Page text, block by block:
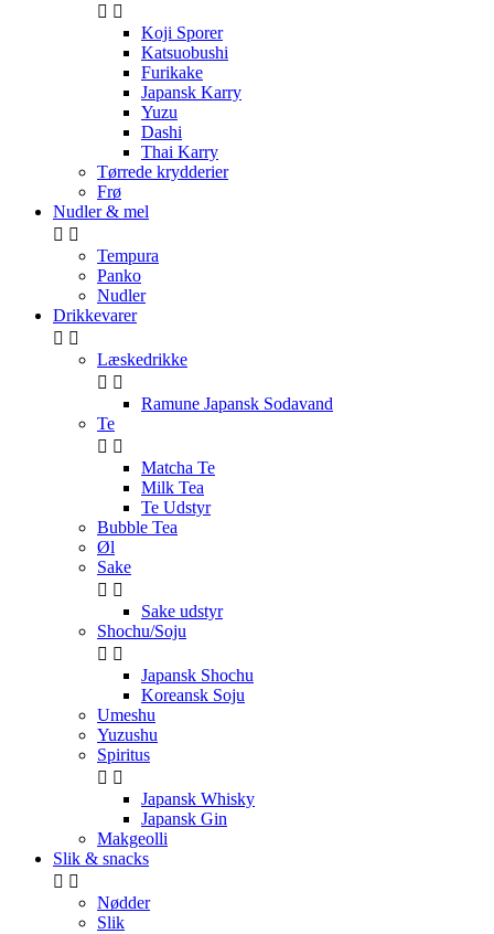
 
Koji Sporer
Katsuobushi
Furikake
Japansk Karry
Yuzu
Dashi
Thai Karry
Tørrede krydderier
Frø
Nudler & mel
 
Tempura
Panko
Nudler
Drikkevarer
 
Læskedrikke
 
Ramune Japansk Sodavand
Te
 
Matcha Te
Milk Tea
Te Udstyr
Bubble Tea
Øl
Sake
 
Sake udstyr
Shochu/Soju
 
Japansk Shochu
Koreansk Soju
Umeshu
Yuzushu
Spiritus
 
Japansk Whisky
Japansk Gin
Makgeolli
Slik & snacks
 
Nødder
Slik